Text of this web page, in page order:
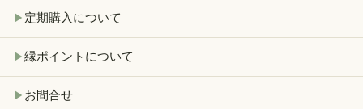
▶ 定期購入について
▶ 縁ポイントについて
▶ お問合せ